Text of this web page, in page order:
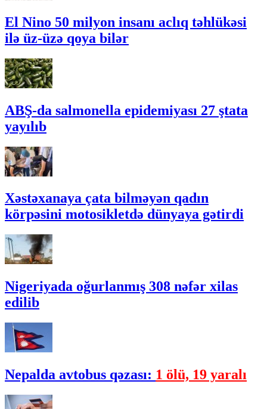
El Nino 50 milyon insanı aclıq təhlükəsi
ilə üz-üzə qoya bilər
ABŞ-da salmonella epidemiyası 27 ştata
yayılıb
Xəstəxanaya çata bilməyən qadın
körpəsini motosikletdə dünyaya gətirdi
Nigeriyada oğurlanmış 308 nəfər xilas
edilib
Nepalda avtobus qəzası: 1 ölü, 19 yaralı